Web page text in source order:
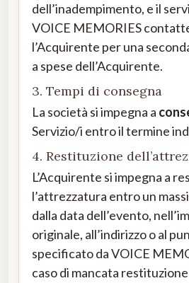
dell’inadempimento, e il
VOICE MEMORIES
l’Acquirente per una
a spese dell’Acquirente.
3. Tempi di consegna
La società si impegna a
Servizio/i entro il termine
4. Restituzione
L’Acquirente si impegna a
l’attrezzatura entro un
dalla data dell’evento,
originale, all’indirizzo o al
specificato da VOICE
caso di mancata